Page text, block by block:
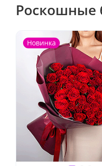
Роскошные
Новинка